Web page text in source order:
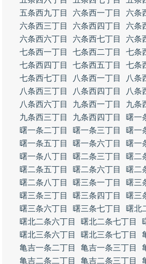
五条西九丁目
六条西一丁目
六条
六条西三丁目
六条西四丁目
六条
六条西六丁目
六条西七丁目
六条
七条西一丁目
七条西二丁目
七条
七条西四丁目
七条西五丁目
七条
七条西七丁目
八条西一丁目
八条
八条西三丁目
八条西四丁目
八条
八条西六丁目
九条西一丁目
九条
九条西三丁目
九条西四丁目
曙一
曙一条二丁目
曙一条三丁目
曙一
曙一条五丁目
曙一条六丁目
曙一
曙一条八丁目
曙二条三丁目
曙二
曙二条五丁目
曙二条六丁目
曙二
曙二条八丁目
曙三条一丁目
曙三
曙三条三丁目
曙三条四丁目
曙三
曙三条六丁目
曙三条七丁目
曙北
曙北二条六丁目
曙北二条七丁目
曙北三条六丁目
曙北三条七丁目
亀吉一条二丁目
亀吉一条三丁目
亀吉二条二丁目
亀吉二条三丁目